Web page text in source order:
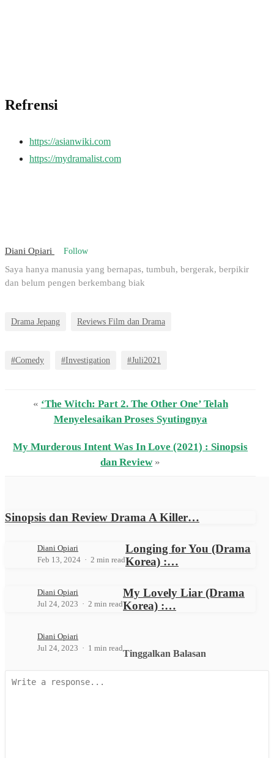
Refrensi
https://asianwiki.com
https://mydramalist.com
Diani Opiari Follow
Saya hanya manusia yang bernapas, tumbuh, bergerak, berpikir
dan belum pengen berkembang biak
Drama Jepang Reviews Film dan Drama
#Comedy #Investigation #Juli2021
« ‘The Witch: Part 2. The Other One’ Telah
Menyelesaikan Proses Syutingnya
My Murderous Intent Was In Love (2021) : Sinopsis
dan Review»
Sinopsis dan Review Drama A Killer…
Diani Opiari
Feb 13, 2024
2 min read
Longing for You (Drama
Korea) :…
Diani Opiari
Jul 24, 2023
2 min read
My Lovely Liar (Drama
Korea) :…
Diani Opiari
Jul 24, 2023
1 min read
Tinggalkan Balasan